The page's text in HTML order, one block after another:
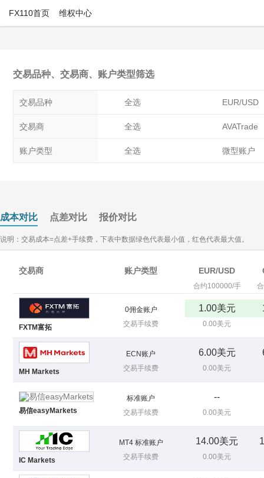
FX110首页 维权中心
交易品种、交易商、账户类型筛选
交易品种 全选 EUR/USD
USD/CAD USD/CHF
GBP/JPY EUR/GBP
交易商 全选 AVATrade
BP PRIME Decode
易信easyMarkets
账户类型 全选 微型账户
成本对比 点差对比 报价对比
说明：交易成本=点差+手续费，下表中数据绿色代表最小值，红色代表最大值。
交易商 账户类型
FXTM富拓
0佣金账户
交易手续费
MH Markets
ECN账户
交易手续费
易信easyMarkets
标准账户
交易手续费
IC Markets
MT4 标准账户
交易手续费
EUR/USD
合约100000/手
1.00美元
0.00美元
6.00美元
0.00美元
--
0.00美元
14.00美元
0.00美元